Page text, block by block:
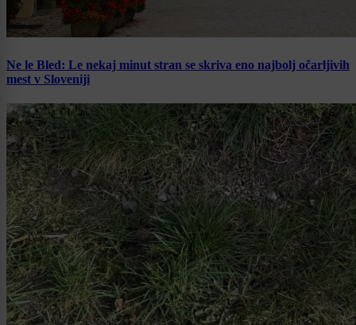
Ne le Bled: Le nekaj minut stran se skriva eno najbolj očarljivih
mest v Sloveniji